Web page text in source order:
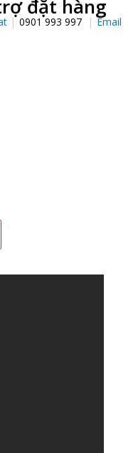
đặt hàng
0901 993 997 Email